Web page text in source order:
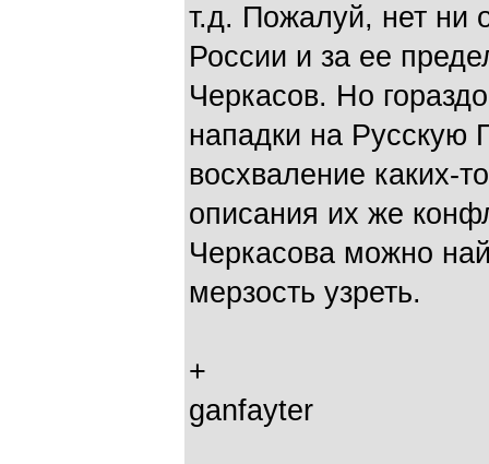
т.д. Пожалуй, нет ни
России и за ее
Черкасов. Но
нападки на Русскую
восхваление каких-
описания их же
Черкасова можно
мерзость узреть.
+
ganfayter